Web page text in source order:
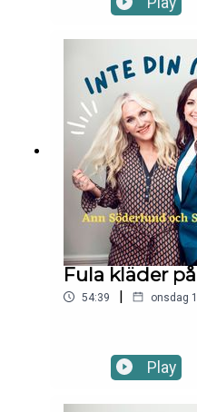
Fula kläder
54:39 | onsdag
Play